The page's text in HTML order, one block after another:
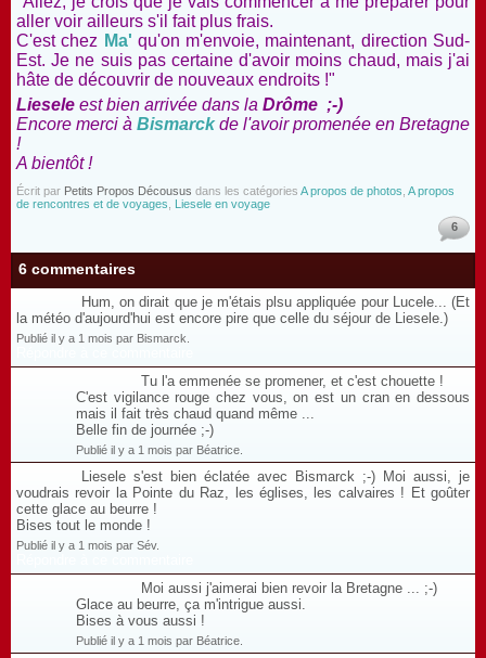
aller voir ailleurs s'il fait plus frais.
C'est chez Ma' qu'on m'envoie, maintenant, direction Sud-
Est. Je ne suis pas certaine d'avoir moins chaud, mais j'ai
hâte de découvrir de nouveaux endroits !"
Liesele est bien arrivée dans la Drôme ;-)
Encore merci à Bismarckde l'avoir promenée en Bretagne
!
A bientôt !
Écrit par Petits Propos Décousus dans les catégories A propos de photos A propos
de rencontres et de voyages
Liesele en voyage
6
6 commentaires
Hum, on dirait que je m'étais plsu appliquée pour Lucele... (Et
la météo d'aujourd'hui est encore pire que celle du séjour de Liesele.)
Publié il y a 1 mois par Bismarck.
Tu l'a emmenée se promener, et c'est chouette !
C'est vigilance rouge chez vous, on est un cran en dessous
mais il fait très chaud quand même ...
Belle fin de journée ;-)
Publié il y a 1 mois par Béatrice.
Liesele s'est bien éclatée avec Bismarck ;-) Moi aussi, je
voudrais revoir la Pointe du Raz, les églises, les calvaires ! Et goûter
cette glace au beurre !
Bises tout le monde !
Publié il y a 1 mois par Sév.
Moi aussi j'aimerai bien revoir la Bretagne ... ;-)
Glace au beurre, ça m'intrigue aussi.
Bises à vous aussi !
Publié il y a 1 mois par Béatrice.